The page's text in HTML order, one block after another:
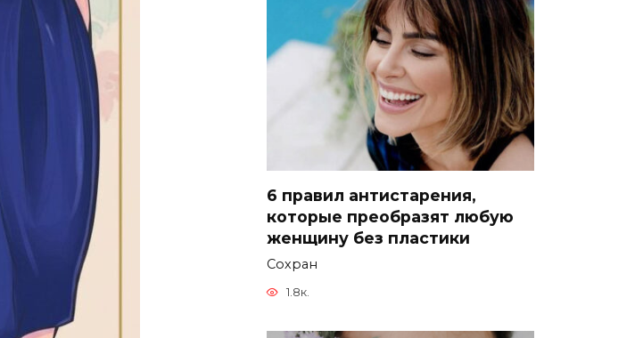
6 правил антистарения,
которые преобразят любую
женщину без пластики
Сохран
1.8к.